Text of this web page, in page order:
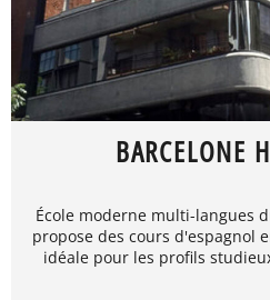
BARCELONE
École moderne multi-langues
propose des cours d'espagnol
idéale pour les profils